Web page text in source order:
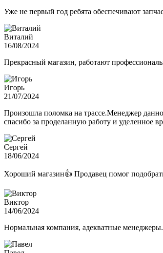
Уже не первый год ребята обеспечивают
Виталий
16/08/2024
Прекрасный магазин, работают
Игорь
21/07/2024
Произошла поломка на трассе.Менеджер
спасибо за проделанную работу и уделенное
Сергей
18/06/2024
Хороший магазин👍 Продавец помог
Виктор
14/06/2024
Нормальная компания, адекватные